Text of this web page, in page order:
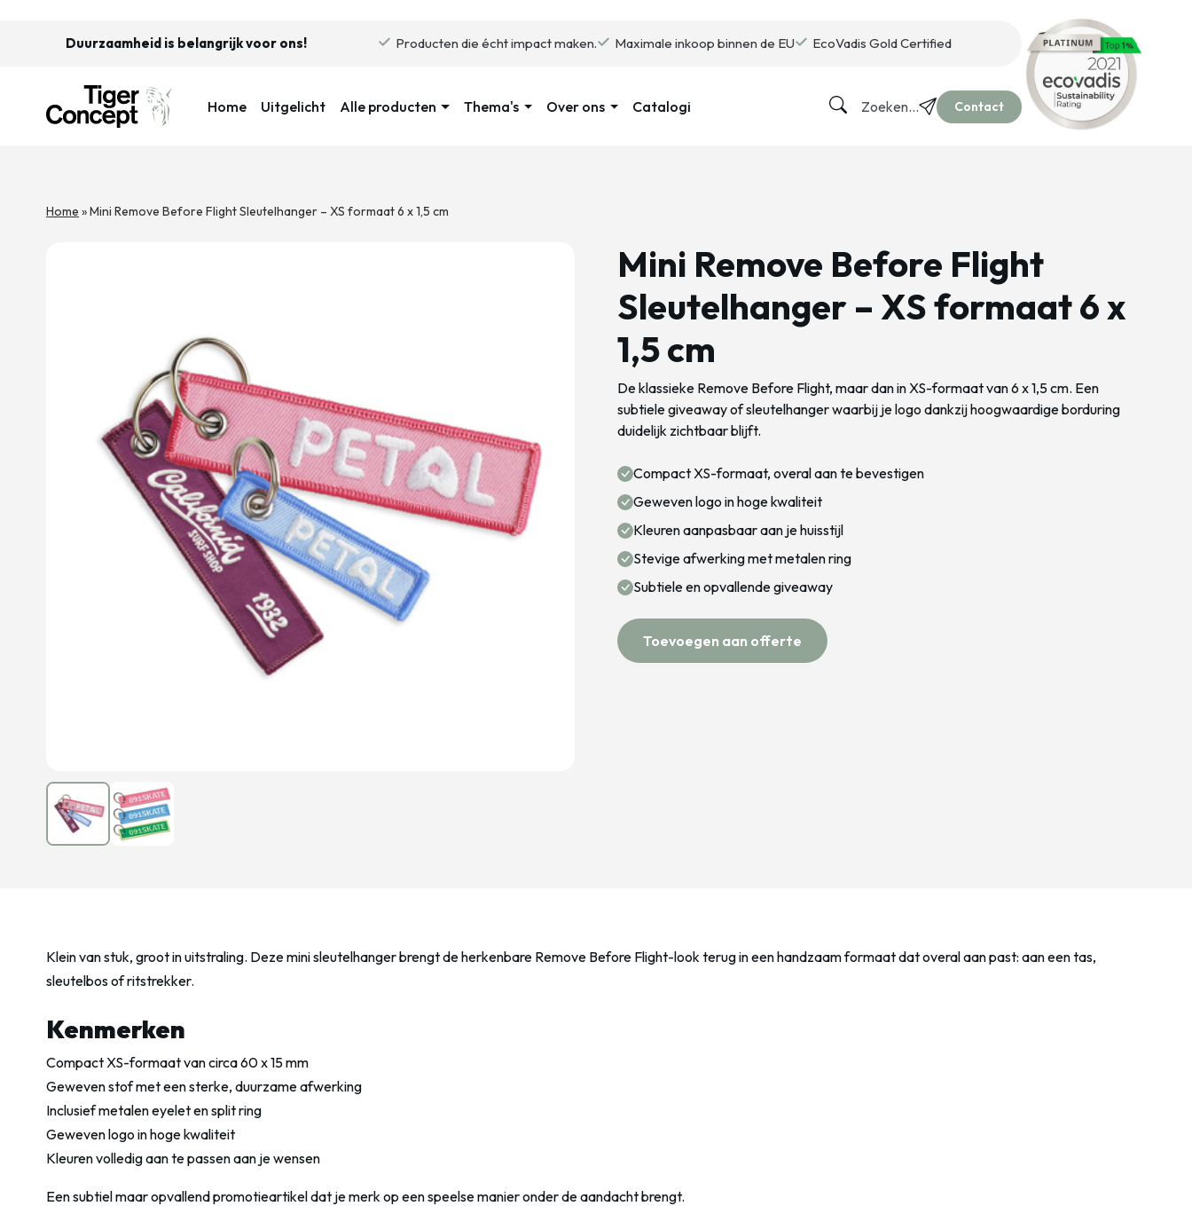
Duurzaamheid is belangrijk voor ons! Producten die écht impact maken. Maximale inkoop binnen de EU EcoVadis Gold Certified
Home Uitgelicht Alle producten Thema's Over ons Catalogi Zoeken... Contact
Home »Mini Remove Before Flight Sleutelhanger – XS formaat 6 x 1,5 cm
Mini Remove Before Flight
Sleutelhanger – XS formaat 6 x
1,5 cm
De klassieke Remove Before Flight, maar dan in XS-formaat van 6 x 1,5 cm. Een
subtiele giveaway of sleutelhanger waarbij je logo dankzij hoogwaardige borduring
duidelijk zichtbaar blijft.
Compact XS-formaat, overal aan te bevestigen
Geweven logo in hoge kwaliteit
Kleuren aanpasbaar aan je huisstijl
Stevige afwerking met metalen ring
Subtiele en opvallende giveaway
Toevoegen aan offerte
Klein van stuk, groot in uitstraling. Deze mini sleutelhanger brengt de herkenbare Remove Before Flight-look terug in een handzaam formaat dat overal aan past: aan een tas,
sleutelbos of ritstrekker.
Kenmerken
Compact XS-formaat van circa 60 x 15 mm
Geweven stof met een sterke, duurzame afwerking
Inclusief metalen eyelet en split ring
Geweven logo in hoge kwaliteit
Kleuren volledig aan te passen aan je wensen
Een subtiel maar opvallend promotieartikel dat je merk op een speelse manier onder de aandacht brengt.